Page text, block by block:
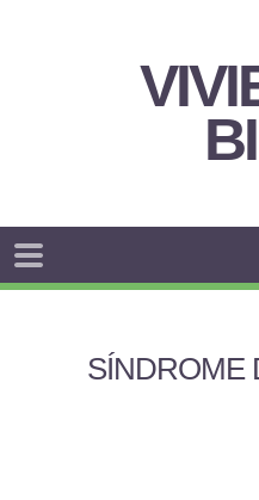
SÍNDROME